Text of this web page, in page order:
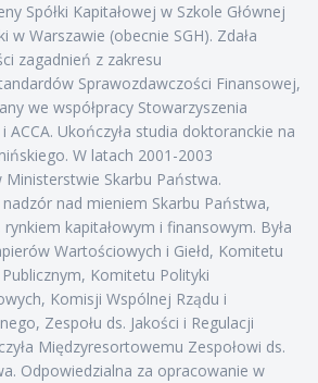
Spółki Kapitałowej w Szkole Głównej
w Warszawie (obecnie SGH). Zdała
zagadnień z zakresu
Sprawozdawczości Finansowej,
we współpracy Stowarzyszenia
ACCA. Ukończyła studia doktoranckie na
W latach 2001-2003
Ministerstwie Skarbu Państwa.
nadzór nad mieniem Skarbu Państwa,
kapitałowym i finansowym. Była
Wartościowych i Giełd, Komitetu
Komitetu Polityki
Komisji Wspólnej Rządu i
Zespołu ds. Jakości i Regulacji
Międzyresortowemu Zespołowi ds.
Odpowiedzialna za opracowanie w